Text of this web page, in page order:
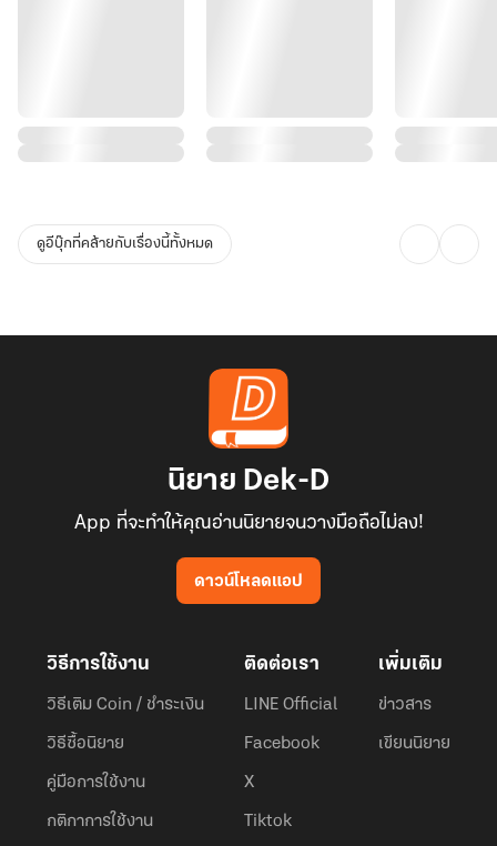
ดูอีบุ๊กที่คล้ายกับเรื่องนี้ทั้งหมด
นิยาย Dek-D
App ที่จะทำให้คุณอ่านนิยายจนวางมือถือไม่ลง!
ดาวน์โหลดแอป
วิธีการใช้งาน
วิธีเติม Coin / ชำระเงิน
วิธีซื้อนิยาย
คู่มือการใช้งาน
กติกาการใช้งาน
ติดต่อเรา
LINE Official
Facebook
X
Tiktok
เพิ่มเติม
ข่าวสาร
เขียนนิยาย